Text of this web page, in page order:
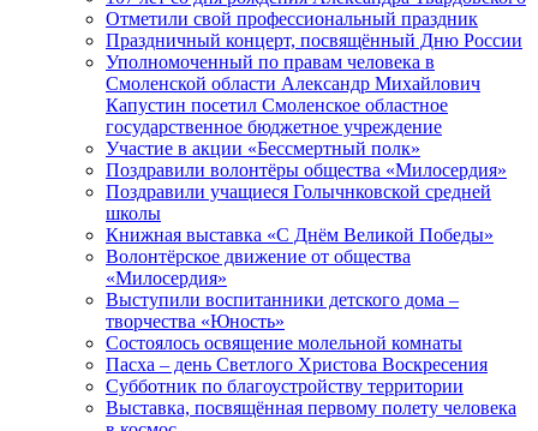
Отметили свой профессиональный праздник
Праздничный концерт, посвящённый Дню России
Уполномоченный по правам человека в
Смоленской области Александр Михайлович
Капустин посетил Смоленское областное
государственное бюджетное учреждение
Участие в акции «Бессмертный полк»
Поздравили волонтёры общества «Милосердия»
Поздравили учащиеся Голычнковской средней
школы
Книжная выставка «С Днём Великой Победы»
Волонтёрское движение от общества
«Милосердия»
Выступили воспитанники детского дома –
творчества «Юность»
Состоялось освящение молельной комнаты
Пасха – день Светлого Христова Воскресения
Субботник по благоустройству территории
Выставка, посвящённая первому полету человека